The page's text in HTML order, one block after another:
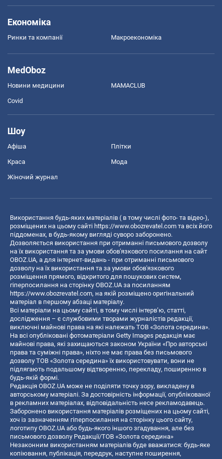
Економіка
Ринки та компанії Макроекономіка
MedOboz
Новини медицини MAMACLUB
Covid
Шоу
Афіша Плітки
Краса Мода
Жіночий журнал
Використання будь-яких матеріалів ( в тому числі фото- та відео-),
розміщених на цьому сайті https://www.obozrevatel.com та всіх його
піддоменах, в будь-якому вигляді суворо заборонено.
Дозволяється використання при отриманні письмового дозволу
на їх використання та за умови обов'язкового посилання на сайт
OBOZ.UA, а для інтернет-видань - при отриманні письмового
дозволу на їх використання та за умови обов'язкового
розміщення прямого, відкритого для пошукових систем,
гіперпосилання на сторінку OBOZ.UA за посиланням
https://www.obozrevatel.com, на якій розміщено оригінальний
матеріал в першому абзаці матеріалу.
Всі матеріали на цьому сайті, в тому числі інтерв’ю, статті,
дослідження – є службовими творами журналістів редакції,
виключні майнові права на які належать ТОВ «Золота середина».
На всі опубліковані фотоматеріали Getty Images редакція має
майнові права, які захищаються законом України «Про авторські
права та суміжні права», ніхто не має права без письмового
дозволу ТОВ «Золота середина» їх використовувати, вони не
підлягають подальшому відтворенню, перекладу, поширенню в
будь-якій формі.
Редакція OBOZ.UA може не поділяти точку зору, викладену в
авторському матеріалі. За достовірність інформації, опублікованої
в рекламних матеріалах, відповідальність несе рекламодавець.
Заборонено використання матеріалів розміщених на цьому сайті,
хоч із зазначенням гіперпосилання на сторінку цього сайту,
логотипу OBOZ.UA або будь-якого іншого згадування, але без
письмового дозволу Редакції/ТОВ «Золота середина»
Незаконним використанням матеріалів буде вважатися: будь-яке
копiювання, публiкацiя, передрук, наступне поширення,